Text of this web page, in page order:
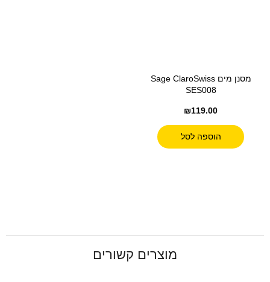
מסנן מים Sage ClaroSwiss
SES008
₪119.00
הוספה לסל
מוצרים קשורים